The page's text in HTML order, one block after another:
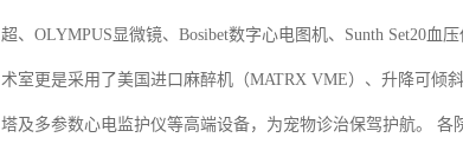
超、OLYMPUS显微镜、Bosibet数字心电图机、Sunth Set20血
术室更是采用了美国进口麻醉机（MATRX VME）、升降可倾
塔及多参数心电监护仪等高端设备，为宠物诊治保驾护航。